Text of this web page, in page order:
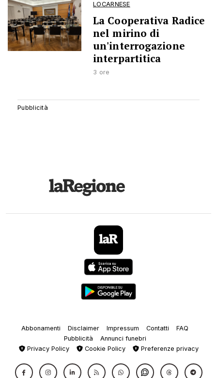
LOCARNESE
La Cooperativa Radice
nel mirino di
un'interrogazione
interpartitica
3 ore
Abbonamenti Disclaimer Impressum Contatti
FAQ
Pubblicità
Annunci funebri
Privacy Policy
Cookie Policy Preferenze privacy